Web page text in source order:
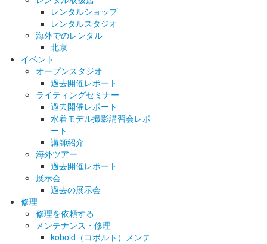
レンタルショップ
レンタルスタジオ
海外でのレンタル
北京
イベント
オープンスタジオ
過去開催レポート
ライティングセミナー
過去開催レポート
水着モデル撮影講習会レポ
ート
講師紹介
海外ツアー
過去開催レポート
展示会
過去の展示会
修理
修理を依頼する
メンテナンス・修理
kobold（コボルト）メンテ